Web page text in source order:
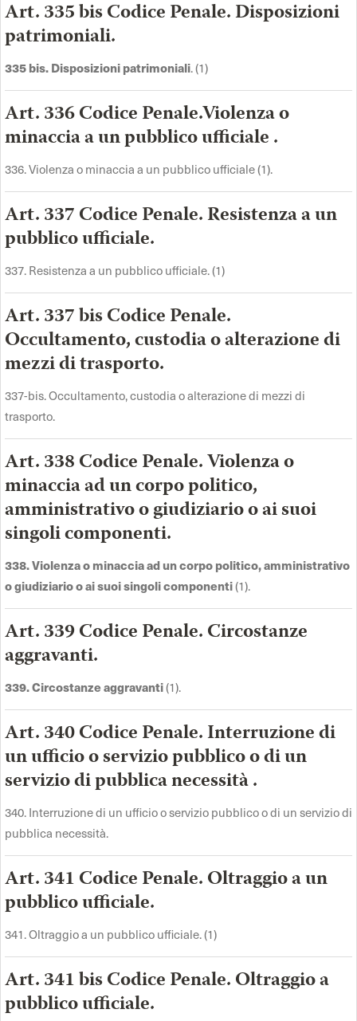
Art. 335 bis Codice Penale. Disposizioni
patrimoniali.
335 bis. Disposizioni patrimoniali. (1)
Art. 336 Codice Penale.Violenza o
minaccia a un pubblico ufficiale .
336. Violenza o minaccia a un pubblico ufficiale (1).
Art. 337 Codice Penale. Resistenza a un
pubblico ufficiale.
337. Resistenza a un pubblico ufficiale. (1)
Art. 337 bis Codice Penale.
Occultamento, custodia o alterazione di
mezzi di trasporto.
337-bis. Occultamento, custodia o alterazione di mezzi di
trasporto.
Art. 338 Codice Penale. Violenza o
minaccia ad un corpo politico,
amministrativo o giudiziario o ai suoi
singoli componenti.
338. Violenza o minaccia ad un corpo politico, amministrativo
o giudiziario o ai suoi singoli componenti(1).
Art. 339 Codice Penale. Circostanze
aggravanti.
339. Circostanze aggravanti(1).
Art. 340 Codice Penale. Interruzione di
un ufficio o servizio pubblico o di un
servizio di pubblica necessità .
340. Interruzione di un ufficio o servizio pubblico o di un servizio di
pubblica necessità.
Art. 341 Codice Penale. Oltraggio a un
pubblico ufficiale.
341. Oltraggio a un pubblico ufficiale. (1)
Art. 341 bis Codice Penale. Oltraggio a
pubblico ufficiale.